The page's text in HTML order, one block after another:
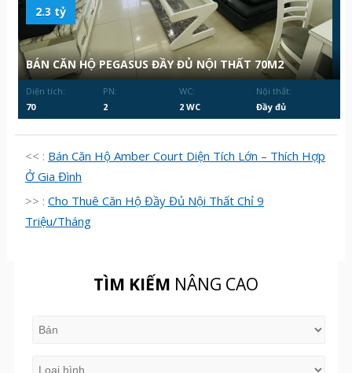
2.3 tỷ
BÁN CĂN HỘ PEGASUS ĐẦY ĐỦ NỘI THẤT 70M2
Diện tích:
70
PN:
2
WC:
2 WC
Nội thất:
Đầy đủ
<< : Bán Căn Hộ Amber Court Diện Tích Lớn – Thích Hợp
Ở Gia Đình
>> : Cho Thuê Căn Hộ Đầy Đủ Nội Thất Chỉ 9
Triệu/Tháng
TÌM KIẾM NÂNG CAO